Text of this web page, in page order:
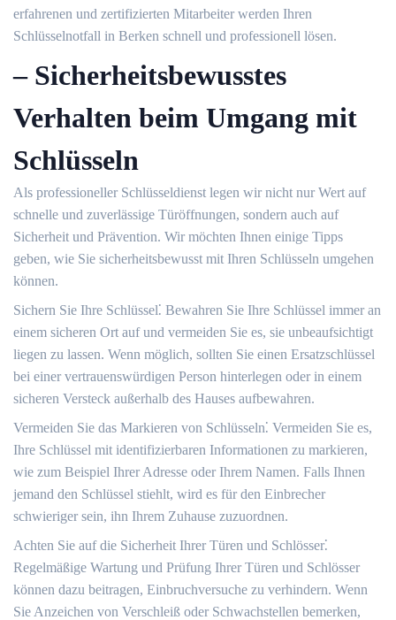
erfahrenen und zertifizierten Mitarbeiter werden Ihren
Schlüsselnotfall in Berken schnell und professionell lösen.​
– Sicherheitsbewusstes
Verhalten beim Umgang mit
Schlüsseln
Als professioneller Schlüsseldienst legen wir nicht nur Wert auf
schnelle und zuverlässige Türöffnungen, sondern auch auf
Sicherheit und Prävention.​ Wir möchten Ihnen einige Tipps
geben, wie Sie sicherheitsbewusst mit Ihren Schlüsseln umgehen
können.​
Sichern Sie Ihre Schlüssel⁚ Bewahren Sie Ihre Schlüssel immer an
einem sicheren Ort auf und vermeiden Sie es, sie unbeaufsichtigt
liegen zu lassen.​ Wenn möglich, sollten Sie einen Ersatzschlüssel
bei einer vertrauenswürdigen Person hinterlegen oder in einem
sicheren Versteck außerhalb des Hauses aufbewahren.​
Vermeiden Sie das Markieren von Schlüsseln⁚ Vermeiden Sie es,
Ihre Schlüssel mit identifizierbaren Informationen zu markieren,
wie zum Beispiel Ihrer Adresse oder Ihrem Namen.​ Falls Ihnen
jemand den Schlüssel stiehlt, wird es für den Einbrecher
schwieriger sein, ihn Ihrem Zuhause zuzuordnen.​
Achten Sie auf die Sicherheit Ihrer Türen und Schlösser⁚
Regelmäßige Wartung und Prüfung Ihrer Türen und Schlösser
können dazu beitragen, Einbruchversuche zu verhindern.​ Wenn
Sie Anzeichen von Verschleiß oder Schwachstellen bemerken,